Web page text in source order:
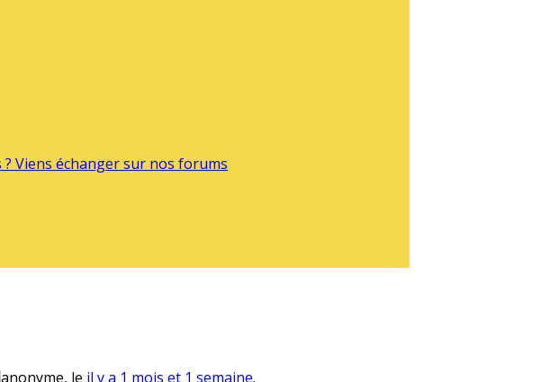
Viens échanger sur nos forums
anonyme, le il y a 1 mois et 1 semaine.